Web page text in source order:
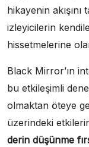
hikayenin
izleyicilerin
hissetmelerine
Black Mirror’ın
bu etkileşimli
olmaktan öteye
üzerindeki
derin düşünme